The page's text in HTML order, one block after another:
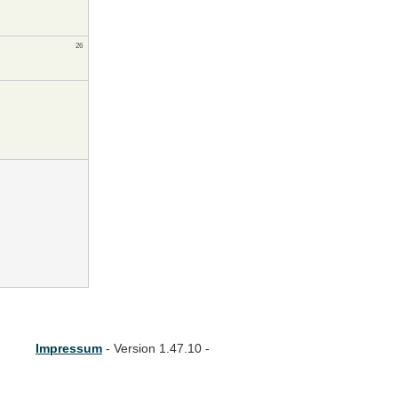
26
Impressum - Version 1.47.10 -